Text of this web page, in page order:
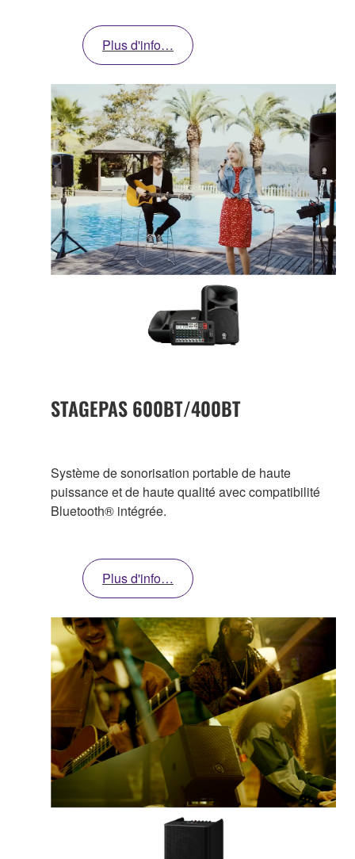
Plus d'info…
STAGEPAS 600BT/400BT
Système de sonorisation portable de haute
puissance et de haute qualité avec compatibilité
Bluetooth® intégrée.
Plus d'info…